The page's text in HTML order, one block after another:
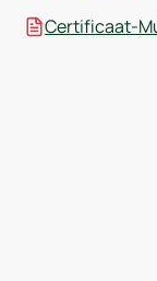
Certificaat-